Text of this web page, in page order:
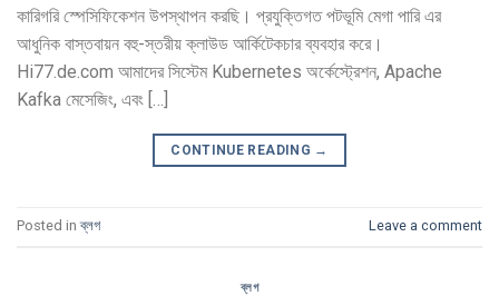
কারিগরি স্পেসিফিকেশন উপস্থাপন করছি। প্রযুক্তিগত পটভূমি মেগা পারি এর
আধুনিক বাস্তবায়ন বহু-স্তরীয় ক্লাউড আর্কিটেকচার ব্যবহার করে।
Hi77.de.com আমাদের সিস্টেম Kubernetes অর্কেস্ট্রেশন, Apache
Kafka মেসেজিং, এবং […]
CONTINUE READING →
Posted inব্লগ Leave a comment
ব্লগ